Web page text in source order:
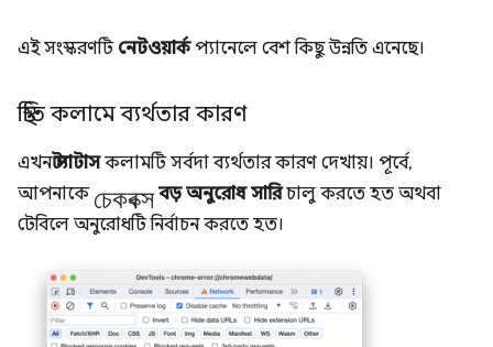
এই সংস্করণটি নেটওয়ার্কপ্যানেলে বেশ কিছু উন্নতি এনেছে।
স্থিতি কলামে ব্যর্থতার কারণ
এখনস্ট্যাটাসকলামটি সর্বদা ব্যর্থতার কারণ দেখায়। পূর্বে,
আপনাকে চেকবক্স বড় অনুরোধ সারিচালু করতে হত অথবা
টেবিলে অনুরোধটি নির্বাচন করতে হত।